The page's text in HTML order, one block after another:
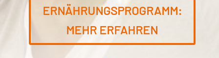
ERNÄHRUNGSPROGRAMM:
MEHR ERFAHREN
Dein persönliches Webinar zur
Ernährung bei Diabetes